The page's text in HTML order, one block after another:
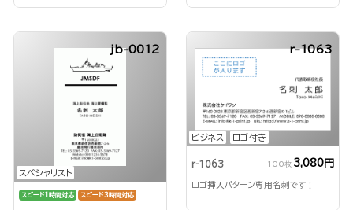
スペシャリスト
jb-0012
スピード1時間対応 スピード3時間対応
ビジネス ロゴ付き
r-1063
r-1063 100枚 3,080円
ロゴ挿入パターン専用名刺です！